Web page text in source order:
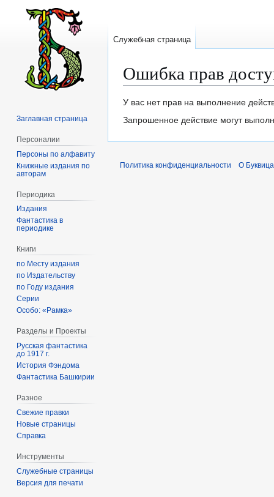
Ошибка прав
Перейти
к
Перейти
к
У вас нет прав на выполнение
Запрошенное действие могут
Служебная страница
Заглавная страница
Персоналии
Персоны по алфавиту
Книжные издания по
авторам
Периодика
Издания
Фантастика в
периодике
Книги
по Месту издания
по Издательству
по Году издания
Серии
Особо: «Рамка»
Разделы и Проекты
Русская фантастика
до 1917 г.
История Фэндома
Фантастика Башкирии
Разное
Свежие правки
Новые страницы
Справка
Инструменты
Служебные страницы
Версия для печати
Политика конфиденциальности О Буквица